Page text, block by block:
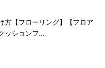
方【フローリング】【フロア
ッションフ...